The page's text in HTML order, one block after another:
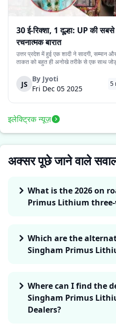
30 ई-रिक्शा, 1 दूल्हा: UP की सबसे
रचनात्मक बारात
उत्तर प्रदेश में हुई एक शादी ने सादगी, सम्मान
ताकत को बहुत ही अनोखे तरीके से एक साथ जोड़
वाहन की व्यवस्था करने के लिये पर्याप्त साधन
लेकिन दोस्ती की भावना ने उस...
JS
By Jyoti
Fri Dec 05 2025
5
इलेक्ट्रिक न्यूज़
अक्सर पूछे जाने वाले
What is the 2026 on
Primus Lithium
Which are the
Singham Primus
Where can I find the
Singham Primus
Dealers?